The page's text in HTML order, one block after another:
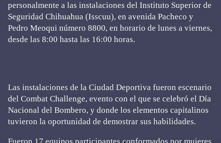
personalmente a las instalaciones del Instituto Superior de
Seguridad Chihuahua (Isscuu), en avenida Pacheco y
Pedro Meoqui número 8800, en horario de lunes a viernes,
desde las 8:00 hasta las 16:00 horas.
Las instalaciones de la Ciudad Deportiva fueron escenario
del Combat Challenge, evento con el que se celebró el Día
Nacional del Bombero, y donde los elementos capitalinos
tuvieron la oportunidad de demostrar sus habilidades.